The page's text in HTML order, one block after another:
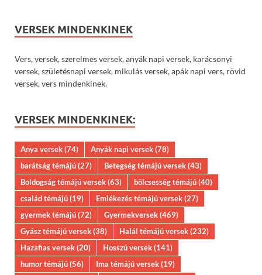
VERSEK MINDENKINEK
Vers, versek, szerelmes versek, anyák napi versek, karácsonyi
versek, születésnapi versek, mikulás versek, apák napi vers, rövid
versek, vers mindenkinek.
VERSEK MINDENKINEK:
Anya versek(74) Anyák napi versek(78)
barátság témájú(27) Betegség témájú versek(43)
Boldogság témájú versek(63) bölcsesség témájú(40)
család témájú(19) Emlékezés témájú versek(27)
gyermek témájú(72) Gyermekversek(469)
Gyász témájú versek(38) Halál témájú versek(232)
Hazafias versek(20) Hosszú versek(141)
humor témájú(56) Ima témájú versek(19)